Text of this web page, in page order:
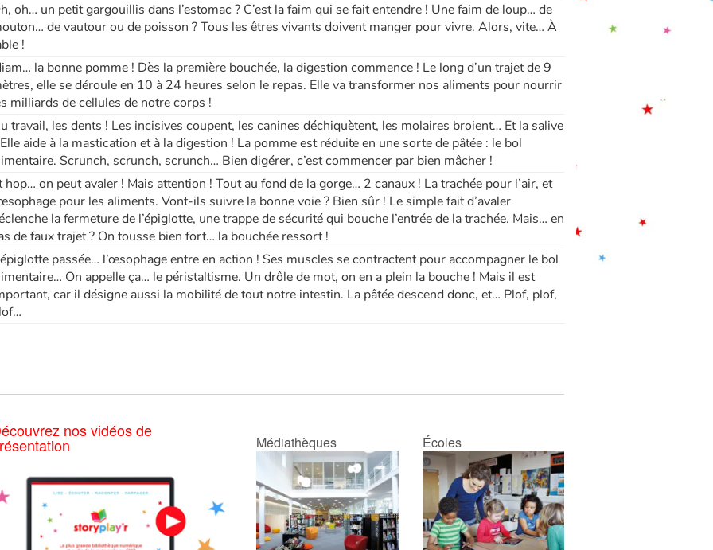
oh… un petit gargouillis dans l’estomac ? C’est la faim qui se fait entendre ! Une faim de loup… de
de vautour ou de poisson ? Tous les êtres vivants doivent manger pour vivre. Alors, vite… À
!
la bonne pomme ! Dès la première bouchée, la digestion commence ! Le long d’un trajet de 9
elle se déroule en 10 à 24 heures selon le repas. Elle va transformer nos aliments pour nourrir
milliards de cellules de notre corps !
travail, les dents ! Les incisives coupent, les canines déchiquètent, les molaires broient… Et la salive
aide à la mastication et à la digestion ! La pomme est réduite en une sorte de pâtée : le bol
Scrunch, scrunch, scrunch… Bien digérer, c’est commencer par bien mâcher !
hop… on peut avaler ! Mais attention ! Tout au fond de la gorge… 2 canaux ! La trachée pour l’air, et
pour les aliments. Vont-ils suivre la bonne voie ? Bien sûr ! Le simple fait d’avaler
la fermeture de l’épiglotte, une trappe de sécurité qui bouche l’entrée de la trachée. Mais… en
de faux trajet ? On tousse bien fort… la bouchée ressort !
passée… l’œsophage entre en action ! Ses muscles se contractent pour accompagner le bol
On appelle ça… le péristaltisme. Un drôle de mot, on en a plein la bouche ! Mais il est
car il désigne aussi la mobilité de tout notre intestin. La pâtée descend donc, et… Plof, plof,
nos vidéos de
Médiathèques Écoles